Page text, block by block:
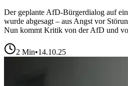
Der geplante AfD-Bürgerdialog auf
wurde abgesagt – aus Angst vor
Nun kommt Kritik von der AfD und
2 Min•14.10.25